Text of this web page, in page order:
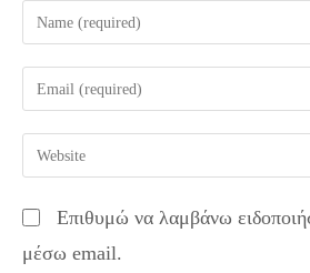
Enter
your
name
comment
Enter
your
email
address
comment
Enter
your
URL
(optional)
Επιθυμώ να λαμβάνω
μέσω email.